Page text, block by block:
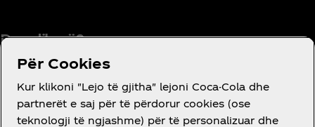
Do ndihmë?
Kushtet e Përdorimit
Për Cookies
Kur klikoni "Lejo të gjitha" lejoni Coca-Cola dhe
partnerët e saj për të përdorur cookies (ose
teknologji të ngjashme) për të personalizuar dhe